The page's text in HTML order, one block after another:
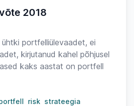
2018
portfelliülevaadet, ei
kirjutanud kahel põhjusel
kaks aastat on portfell
risk strateegia